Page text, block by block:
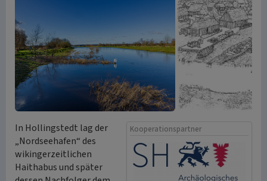
Kooperationspartner
In Hollingstedt lag der
„Nordseehafen“ des
wikingerzeitlichen
Haithabus und später